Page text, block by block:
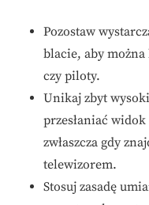
Pozostaw
blacie, aby
czy piloty.
Unikaj zbyt
przesłaniać
zwłaszcza gdy
telewizorem.
Stosuj zasadę